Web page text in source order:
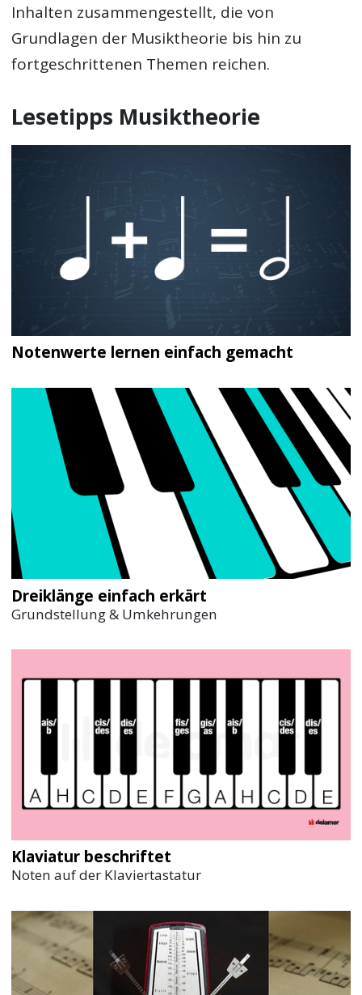
Inhalten zusammengestellt, die von
Grundlagen der Musiktheorie bis hin zu
fortgeschrittenen Themen reichen.
Lesetipps Musiktheorie
Notenwerte lernen einfach gemacht
Dreiklänge einfach erkärt
Grundstellung & Umkehrungen
Klaviatur beschriftet
Noten auf der Klaviertastatur